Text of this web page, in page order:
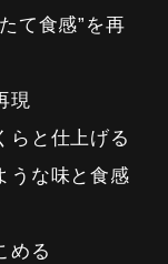
て食感”を再
現
らと仕上げる
うな味と食感
める